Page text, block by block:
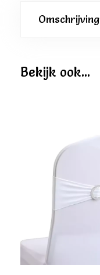
Omschrijving
Bekijk ook...